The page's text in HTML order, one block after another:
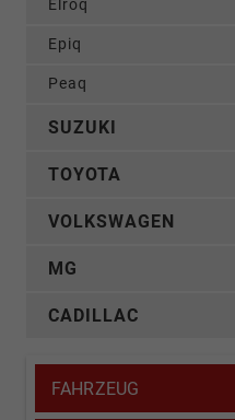
Elroq
Epiq
Peaq
SUZUKI
TOYOTA
VOLKSWAGEN
MG
CADILLAC
FAHRZEUG